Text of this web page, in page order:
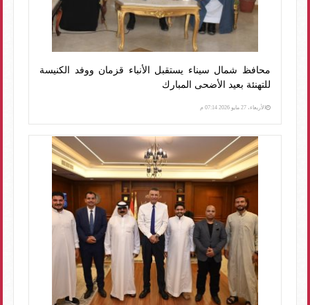
محافظ شمال سيناء يستقبل الأنباء قزمان ووفد الكنيسة
للتهنئة بعيد الأضحى المبارك
الأربعاء، 27 مايو 2026 07:14 م